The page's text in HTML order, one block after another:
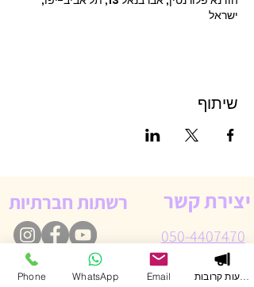
ישראל
שיתוף
רשתות חברתיות יצירת קשר
050-4407470
Phone WhatsApp Email